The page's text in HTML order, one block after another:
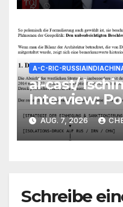
RUS wird
+mehr
A-C-RIC-
ai-cast/
Interview:
+Total-
„noch
vermarktet/
AUG. 7, 2026
Schreibe